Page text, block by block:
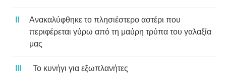
Ανακαλύφθηκε το πλησιέστερο αστέρι που
περιφέρεται γύρω από τη μαύρη τρύπα του γαλαξία
μας
Το κυνήγι για εξωπλανήτες